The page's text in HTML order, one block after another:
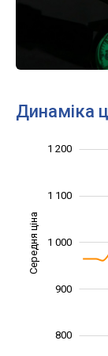
Динаміка
Середня ціна 1 000
800
900
1 000
1 100
1 200